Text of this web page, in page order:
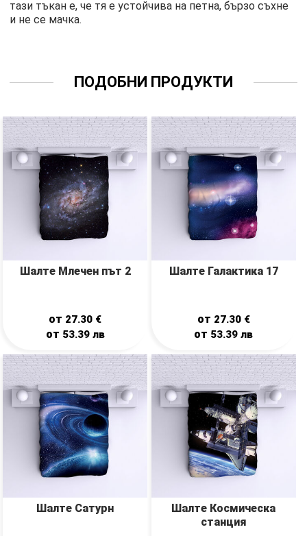
тази тъкан е, че тя е устойчива на петна, бързо съхне
и не се мачка.
ПОДОБНИ ПРОДУКТИ
Шалте Млечен път 2
от 27.30 €
от 53.39 лв
Шалте Галактика 17
от 27.30 €
от 53.39лв
Шалте Сатурн
Шалте Космическа
станция